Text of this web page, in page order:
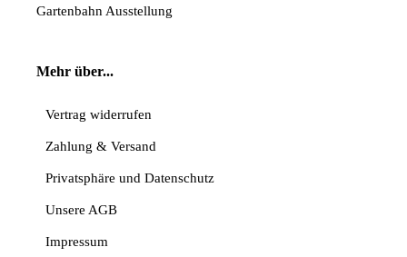
Gartenbahn Ausstellung
Mehr über...
Vertrag widerrufen
Zahlung & Versand
Privatsphäre und Datenschutz
Unsere AGB
Impressum